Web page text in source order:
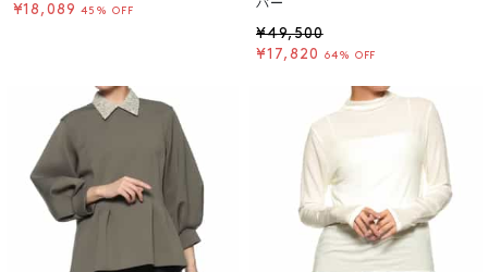
¥18,089 45% OFF
バー
¥49,500
¥17,820
64% OFF